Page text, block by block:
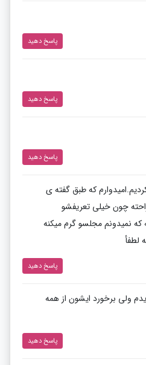
پاسخ دهید
پاسخ دهید
پاسخ دهید
که طبق گفته ی
چون خیلی تعریفشو
که نمیدونم مجلسو گرم میکنه
لطفأ
پاسخ دهید
0 من 73 تالار دیدم ولی برخورد ایشون از همه
پاسخ دهید